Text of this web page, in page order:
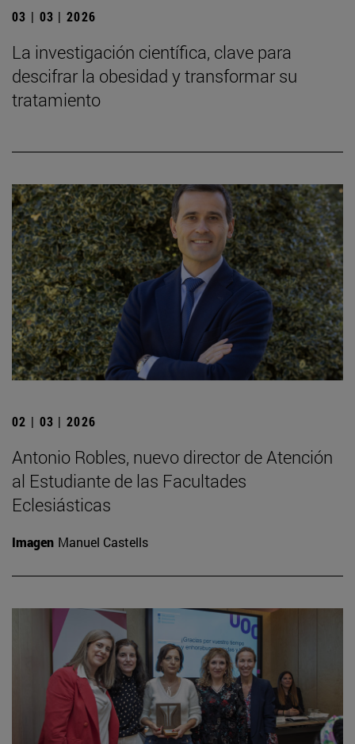
03 | 03 | 2026
La investigación científica, clave para
descifrar la obesidad y transformar su
tratamiento
02 | 03 | 2026
Antonio Robles, nuevo director de Atención
al Estudiante de las Facultades
Eclesiásticas
Imagen Manuel Castells